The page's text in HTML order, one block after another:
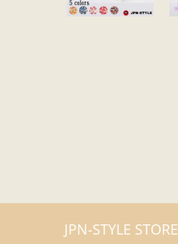
JPN-STYLE STORE